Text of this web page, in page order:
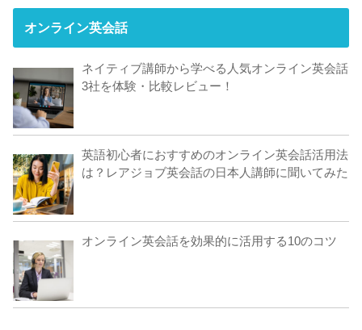
オンライン英会話
ネイティブ講師から学べる人気オンライン英会話
3社を体験・比較レビュー！
英語初心者におすすめのオンライン英会話活用法
は？レアジョブ英会話の日本人講師に聞いてみた
オンライン英会話を効果的に活用する10のコツ